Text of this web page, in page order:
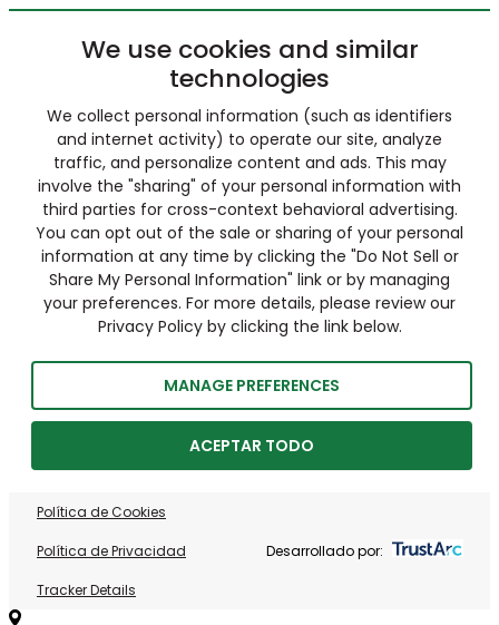
We use cookies and similar
technologies
We collect personal information (such as identifiers
and internet activity) to operate our site, analyze
traffic, and personalize content and ads. This may
involve the "sharing" of your personal information with
third parties for cross-context behavioral advertising.
You can opt out of the sale or sharing of your personal
information at any time by clicking the "Do Not Sell or
Share My Personal Information" link or by managing
your preferences. For more details, please review our
Privacy Policy by clicking the link below.
MANAGE PREFERENCES
ACEPTAR TODO
Política de Cookies
Política de Privacidad
Tracker Details
Desarrollado por: